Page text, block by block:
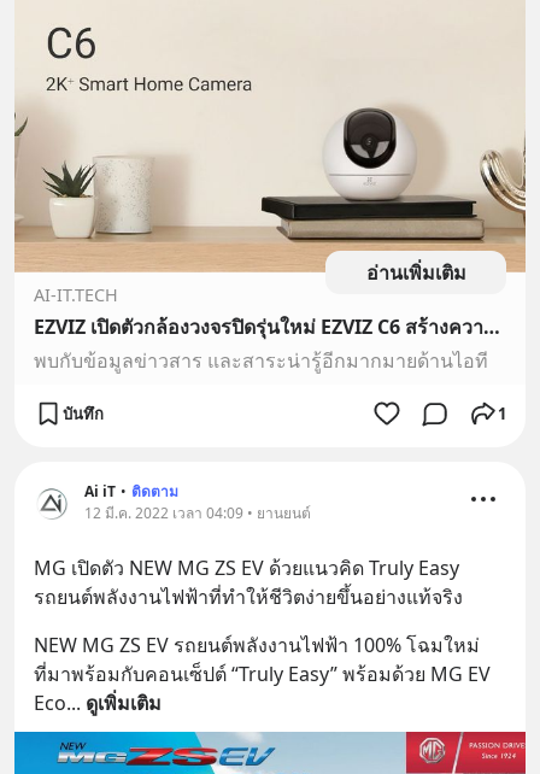
อ่านเพิ่มเติม
AI-IT.TECH
EZVIZ เปิดตัวกล้องวงจรปิดรุ่นใหม่ EZVIZ C6 สร้างความอุ่นใจให้ครอบครัวที่มีเด็กและสัตว์เลี้ยง
พบกับข้อมูลข่าวสาร และสาระน่ารู้อีกมากมายด้านไอที
บันทึก 1
Ai iT • ติดตาม
12 มี.ค. 2022 เวลา 04:09 • ยานยนต์
MG เปิดตัว NEW MG ZS EV ด้วยแนวคิด Truly Easy
รถยนต์พลังงานไฟฟ้าที่ทำให้ชีวิตง่ายขึ้นอย่างแท้จริง
NEW MG ZS EV รถยนต์พลังงานไฟฟ้า 100% โฉมใหม่
ที่มาพร้อมกับคอนเซ็ปต์ “Truly Easy” พร้อมด้วย MG EV
Eco... ดูเพิ่มเติม